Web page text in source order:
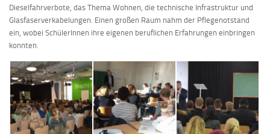
Dieselfahrverbote, das Thema Wohnen, die technische Infrastruktur und
Glasfaserverkabelungen. Einen großen Raum nahm der Pflegenotstand
ein, wobei SchülerInnen ihre eigenen beruflichen Erfahrungen einbringen
konnten.